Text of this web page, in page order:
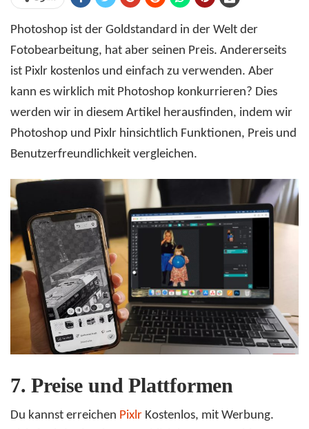
Photoshop ist der Goldstandard in der Welt der
Fotobearbeitung, hat aber seinen Preis. Andererseits
ist Pixlr kostenlos und einfach zu verwenden. Aber
kann es wirklich mit Photoshop konkurrieren? Dies
werden wir in diesem Artikel herausfinden, indem wir
Photoshop und Pixlr hinsichtlich Funktionen, Preis und
Benutzerfreundlichkeit vergleichen.
7.Preise und Plattformen
Du kannst erreichen Pixlr Kostenlos, mit Werbung.